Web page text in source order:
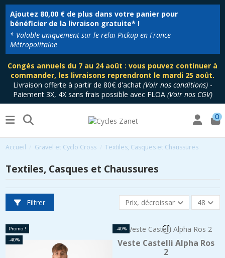
Ajoutez 80,00 €de plus dans votre panier pour
bénéficier de la livraison gratuite* !
* Valable uniquement sur le relai Pickup en France
Métropolitaine
Congés annuels du 7 au 24 août : vous pouvez continuer à
commander, les livraisons reprendront le mardi 25 août.
Livraison offerte à partir de 80€ d'achat (Voir nos conditions)-
Paiement 3X, 4X sans frais possible avec FLOA (Voir nos CGV)
0
Accueil Gravel et Cyclo Cross Textiles, Casques et Chaussures
Textiles, Casques et Chaussures
Filtrer Prix, décroissant 48
Promo !
-40%
-40%
Veste Castelli Alpha Ros
2